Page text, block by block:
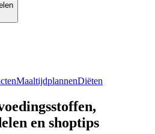
MaaltijdplannenDiëten
en shoptips